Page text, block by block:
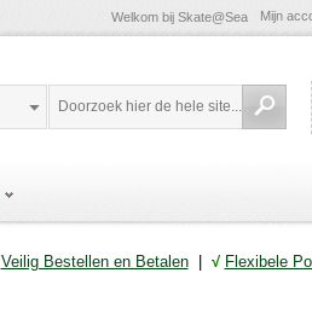
Welkom bij Skate@Sea Mijn
Veilig Bestellen en Betalen| √ Flexibele